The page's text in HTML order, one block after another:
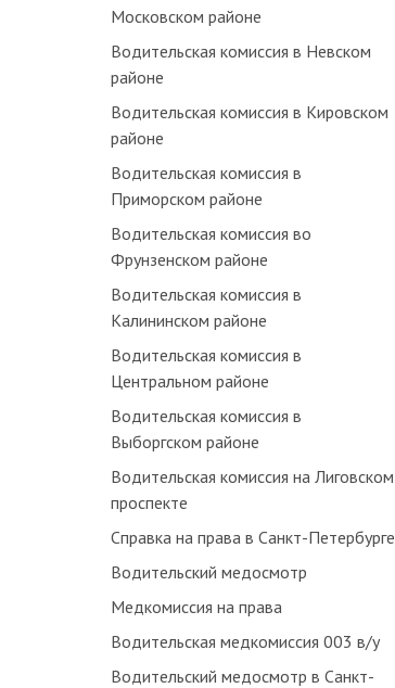
Московском районе
Водительская комиссия в Невском
районе
Водительская комиссия в Кировском
районе
Водительская комиссия в
Приморском районе
Водительская комиссия во
Фрунзенском районе
Водительская комиссия в
Калининском районе
Водительская комиссия в
Центральном районе
Водительская комиссия в
Выборгском районе
Водительская комиссия на Лиговском
проспекте
Справка на права в Санкт-Петербурге
Водительский медосмотр
Медкомиссия на права
Водительская медкомиссия 003 в/у
Водительский медосмотр в Санкт-